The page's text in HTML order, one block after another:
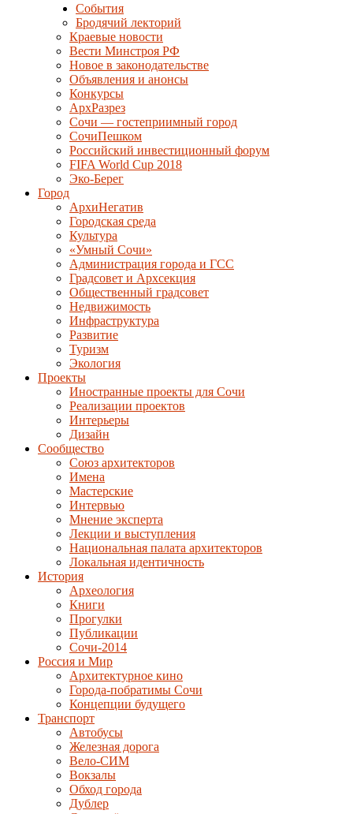
События
Бродячий лекторий
Краевые новости
Вести Минстроя РФ
Новое в законодательстве
Объявления и анонсы
Конкурсы
АрхРазрез
Сочи — гостеприимный город
СочиПешком
Российский инвестиционный форум
FIFA World Cup 2018
Эко-Берег
Город
АрхиНегатив
Городская среда
Культура
«Умный Сочи»
Администрация города и ГСС
Градсовет и Архсекция
Общественный градсовет
Недвижимость
Инфраструктура
Развитие
Туризм
Экология
Проекты
Иностранные проекты для Сочи
Реализации проектов
Интерьеры
Дизайн
Сообщество
Союз архитекторов
Имена
Мастерские
Интервью
Мнение эксперта
Лекции и выступления
Национальная палата архитекторов
Локальная идентичность
История
Археология
Книги
Прогулки
Публикации
Сочи-2014
Россия и Мир
Архитектурное кино
Города-побратимы Сочи
Концепции будущего
Транспорт
Автобусы
Железная дорога
Вело-СИМ
Вокзалы
Обход города
Дублер